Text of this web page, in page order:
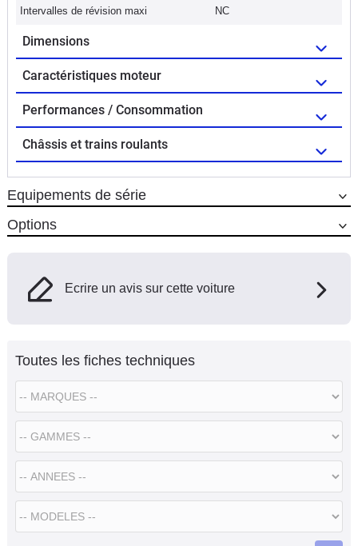
Intervalles de révision maxi NC
Dimensions
Caractéristiques moteur
Performances / Consommation
Châssis et trains roulants
Equipements de série
Options
Ecrire un avis sur cette voiture
Toutes les fiches techniques